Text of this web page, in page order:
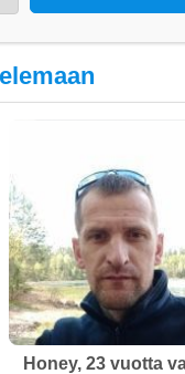
Honey, 23 vuotta